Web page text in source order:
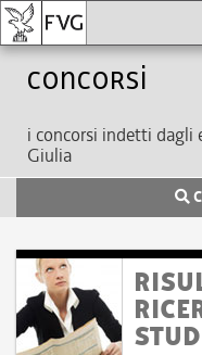
Concorsi
i concorsi indetti dagli
Giulia